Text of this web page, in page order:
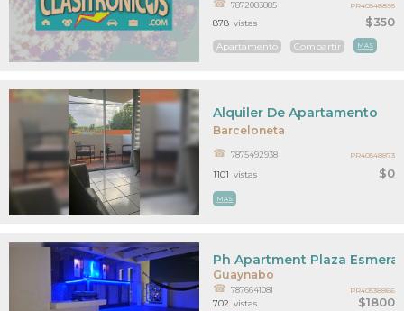
$350
7872083885
Apartamento Compartir MAS
878 vistas
PR40548895
Barceloneta
$0
Alquiler De Apartamento
7875492938
MAS
1101 vistas
PR40548873
Guaynabo
$1800
Ph Apartment Plaza
7876641081
702 vistas
PR40538866